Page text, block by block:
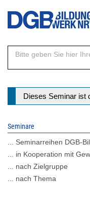
Direkt
Inhalt
Dieses Seminar ist
Seminare
... Seminarreihen DGB-
... in Kooperation mit
... nach Zielgruppe
... nach Thema